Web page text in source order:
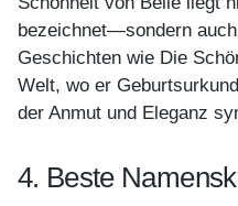
bezeichnet—sondern
Geschichten wie Die
Welt, wo er
der Anmut und Eleganz
4. Beste